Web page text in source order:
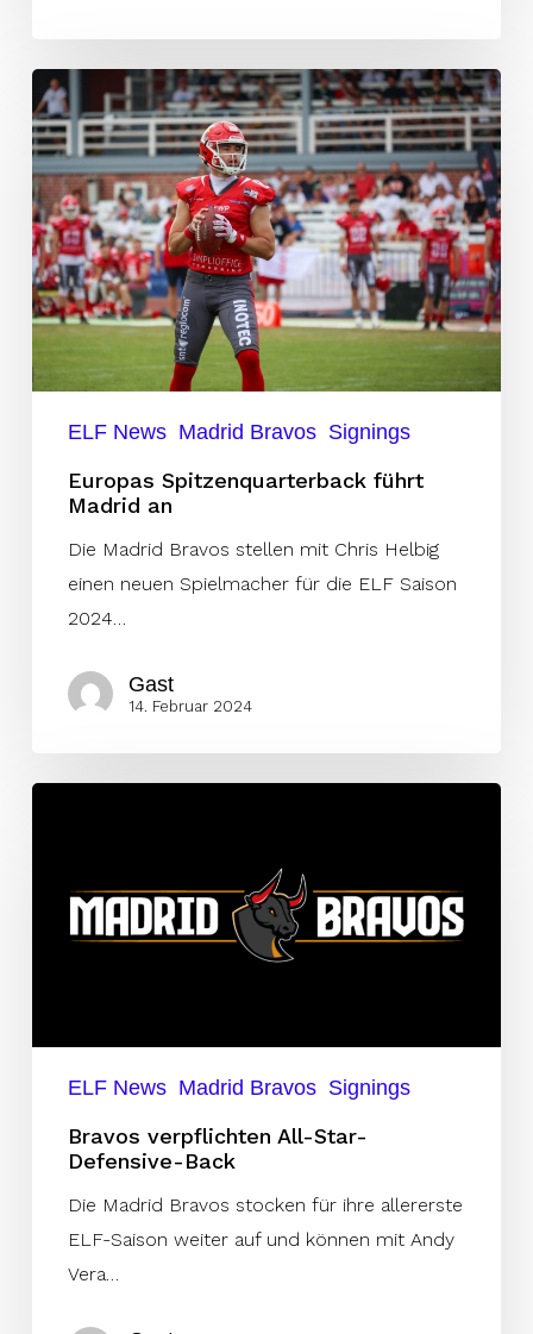
Europas
Spitzenquarterback
führt
Madrid
an
ELF News Madrid Bravos Signings
Europas Spitzenquarterback führt
Madrid an
Die Madrid Bravos stellen mit Chris Helbig
einen neuen Spielmacher für die ELF Saison
2024…
Gast
14. Februar 2024
Star-
Defensive-
ELF News Madrid Bravos Signings
Bravos verpflichten All-Star-
Defensive-Back
Die Madrid Bravos stocken für ihre allererste
ELF-Saison weiter auf und können mit Andy
Vera…